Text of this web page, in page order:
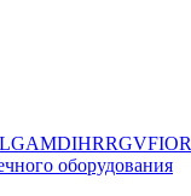
GAMDIHRRGV
оборудования